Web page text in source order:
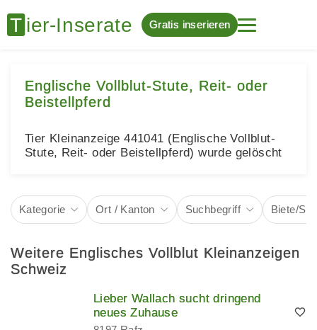
Gratis inserieren
Englische Vollblut-Stute, Reit- oder
Beistellpferd
Tier Kleinanzeige 441041 (Englische Vollblut-
Stute, Reit- oder Beistellpferd) wurde gelöscht
Kategorie Ort / Kanton Suchbegriff Biete/
Weitere Englisches Vollblut Kleinanzeigen
Schweiz
Lieber Wallach sucht dringend
neues Zuhause